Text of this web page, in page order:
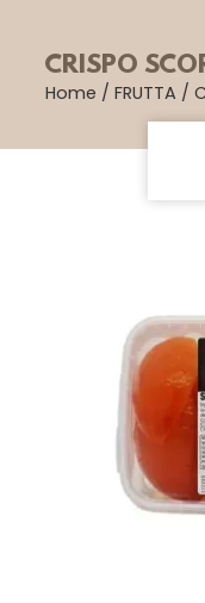
CRISPO
Home / FRUTTA /